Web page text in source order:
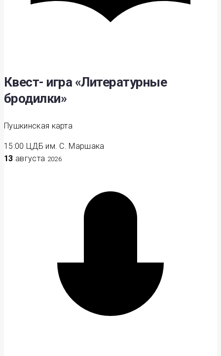
Квест- игра «Литературные
бродилки»
Пушкинская карта
15:00 ЦДБ им. С. Маршака
13 августа 2026